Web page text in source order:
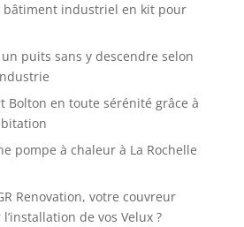
bâtiment industriel en kit pour
puits sans y descendre selon
Bolton en toute sérénité grâce à
pompe à chaleur à La Rochelle
Renovation, votre couvreur
de vos Velux ?